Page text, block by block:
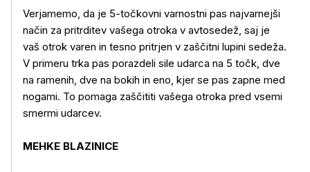
Verjamemo, da je 5-točkovni varnostni pas najvarnejši
način za pritrditev vašega otroka v avtosedež, saj je
vaš otrok varen in tesno pritrjen v zaščitni lupini sedeža.
V primeru trka pas porazdeli sile udarca na 5 točk, dve
na ramenih, dve na bokih in eno, kjer se pas zapne med
nogami. To pomaga zaščititi vašega otroka pred vsemi
smermi udarcev.
MEHKE BLAZINICE